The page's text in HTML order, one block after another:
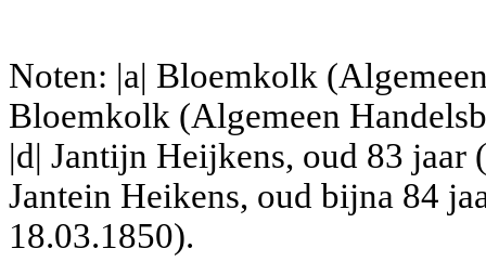
Noten: |a| Bloemkolk
Bloemkolk (Algemeen
|d| Jantijn Heijkens, oud 83 jaar
Jantein Heikens, oud bijna 84
18.03.1850).